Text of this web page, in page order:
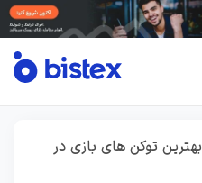
بهترین توکن های بازی در